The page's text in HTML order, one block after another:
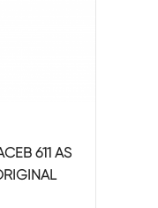
611 AS